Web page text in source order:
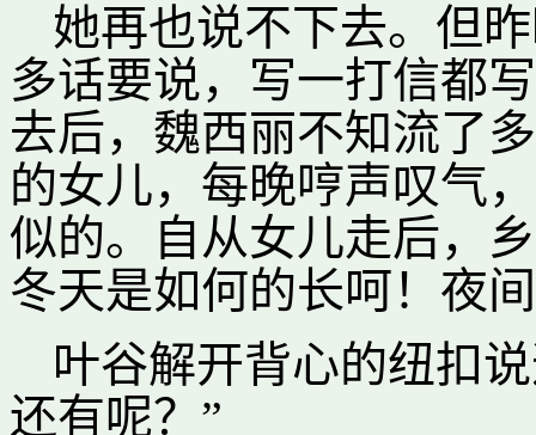
她再也说不下去。但
多话要说，写一打信都
去后，魏西丽不知流了
的女儿，每晚哼声叹气
似的。自从女儿走后，
冬天是如何的长呵！夜
叶谷解开背心的纽扣
还有呢？”